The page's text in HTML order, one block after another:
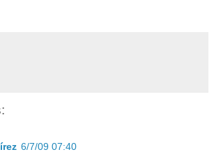
6/7/09 07:40